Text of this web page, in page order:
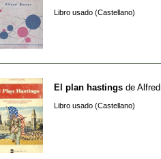
Libro usado (Castellano)
El plan hastings de
Libro usado (Castellano)